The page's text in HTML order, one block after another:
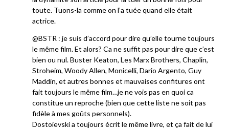
toute. Tuons-la comme on l’a tuée quand elle était
actrice.
@BSTR : je suis d’accord pour dire qu’elle tourne toujours
le même film. Et alors? Ca ne suffit pas pour dire que c’est
bien ou nul. Buster Keaton, Les Marx Brothers, Chaplin,
Stroheim, Woody Allen, Monicelli, Dario Argento, Guy
Maddin, et autres bonnes et mauvaises confitures ont
fait toujours le même film…je ne vois pas en quoi ca
constitue un reproche (bien que cette liste ne soit pas
fidèle à mes goûts personnels).
Dostoievski a toujours écrit le même livre, et ça fait de lui